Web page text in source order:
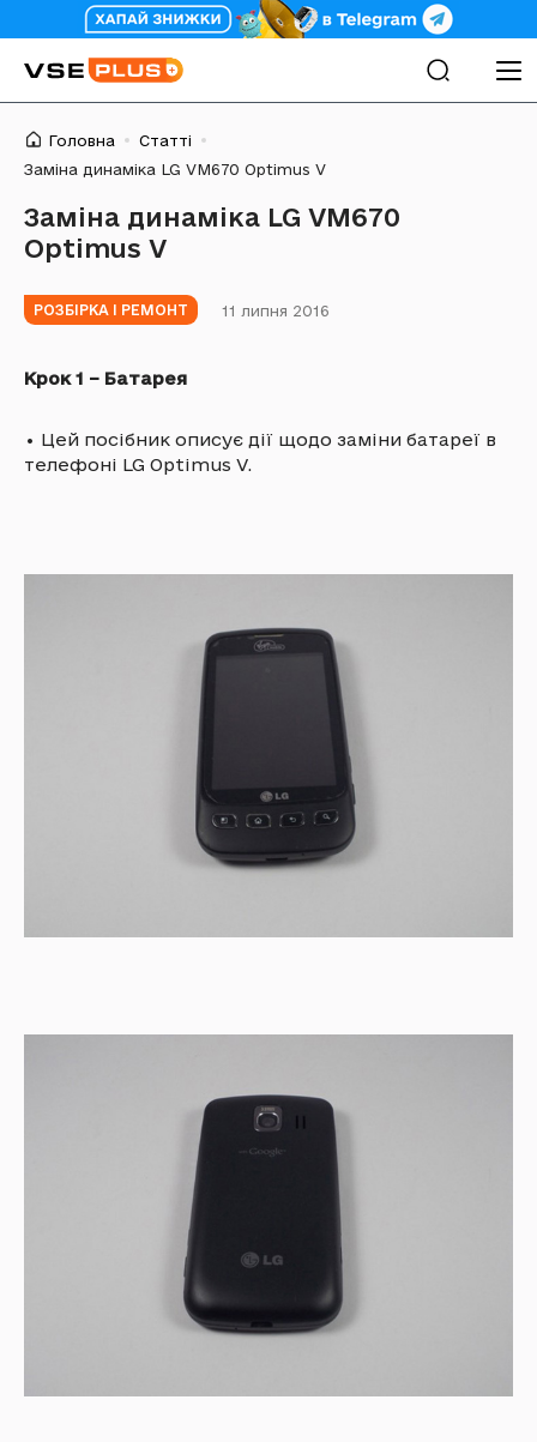
Головна
Статті
Заміна динаміка LG VM670 Optimus V
Заміна динаміка LG VM670
Optimus V
РОЗБІРКА І РЕМОНТ 11 липня 2016
Крок 1 – Батарея
• Цей посібник описує дії щодо заміни батареї в
телефоні LG Optimus V.